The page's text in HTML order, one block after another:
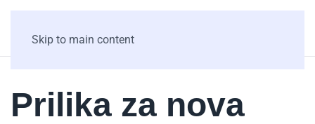
Skip to main content
Prilika za nova